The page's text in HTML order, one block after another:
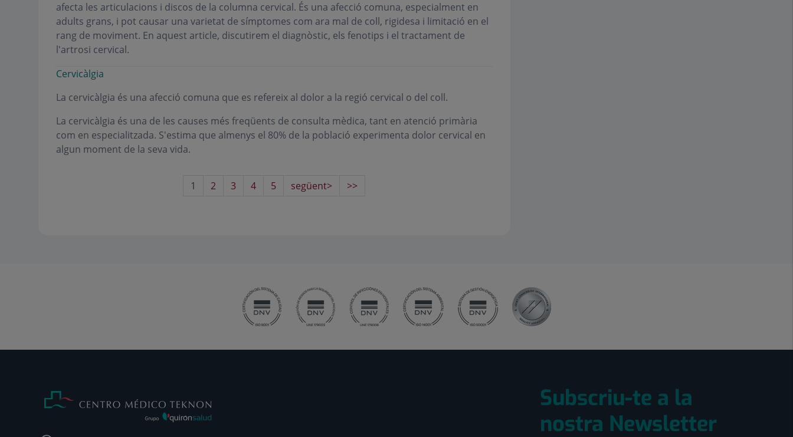
afecta les articulacions i discos de la columna cervical. És una afecció comuna, especialment en
adults grans, i pot causar una varietat de símptomes com ara mal de coll, rigidesa i limitació en el
rang de moviment. En aquest article, discutirem el diagnòstic, els fenotips i el tractament de
l'artrosi cervical.
Cervicàlgia
La cervicàlgia és una afecció comuna que es refereix al dolor a la regió cervical o del coll.
La cervicàlgia és una de les causes més freqüents de consulta mèdica, tant en atenció primària
com en especialitzada. S'estima que almenys el 80% de la població experimenta dolor cervical en
algun moment de la seva vida.
1 2 3 4 5 següent> >>
Subscriu-te a la
nostra Newsletter